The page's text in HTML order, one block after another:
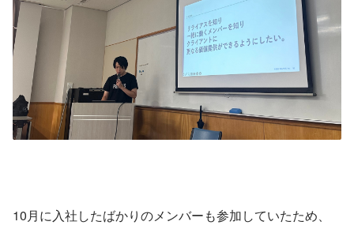
10月に入社したばかりのメンバーも参加していたため、